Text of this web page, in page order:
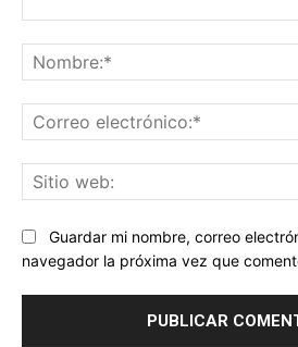
Guardar mi nombre, correo
navegador la próxima vez que